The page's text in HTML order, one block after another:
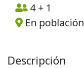
4 + 1
En población
Descripción